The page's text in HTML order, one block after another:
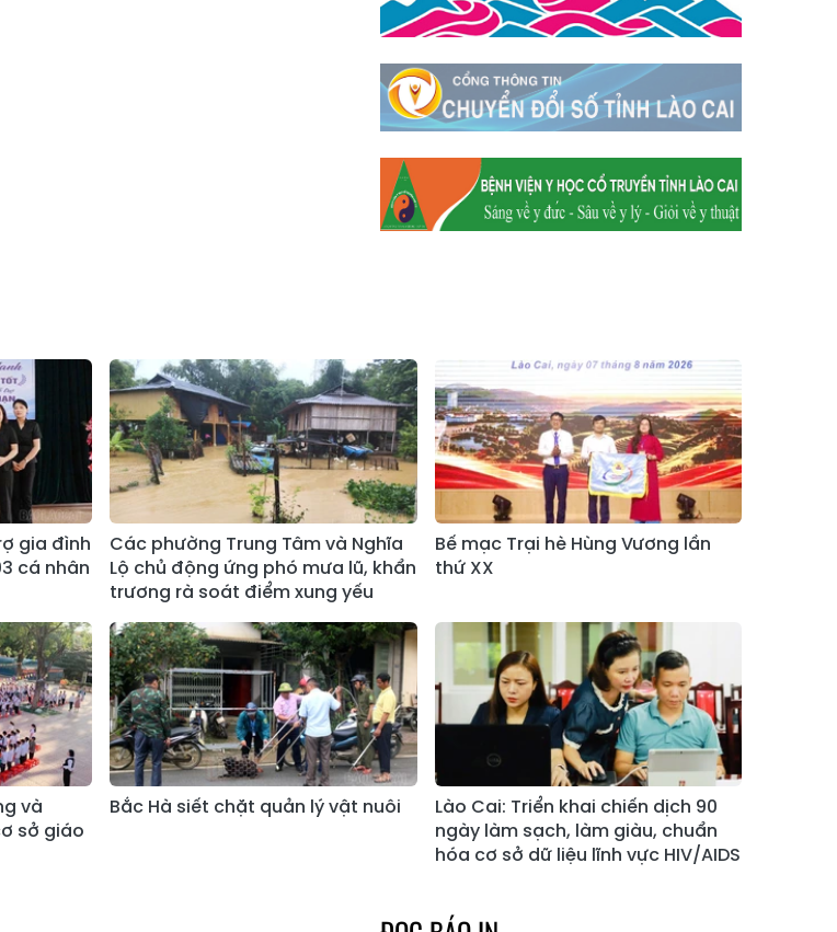
Xã Y Tý
Xã A Mú Sung
Xã Trịnh Tường
Xã Nậm Chày
Xã Bản Xèo
Xã Bát Xát
Xã Võ Lao
Xã Khánh Yên
Xã Văn Bàn
Xã Dương Quỳ
Xã Xuân Hòa
Xã Phúc Khánh
Xã Bảo Hà
Xã Mường Bo
Xã Bản Hồ
Xã Tả Van
Xã Tả Phìn
Xã Cốc Lầu
Xã Bảo Nhai
Xã Bản Liền
Xã Lùng Phình
Xã Pha Long
Xã Mường
Khương
Xã Bản Lầu
Xã Si Ma Cai
Xã Sín Chéng
Xã Nậm Xé
Xã Ngũ Chỉ
Sơn
Xã Chế Tạo
gia đình
cá nhân
Các phường Trung Tâm và Nghĩa
Lộ chủ động ứng phó mưa lũ, khẩn
trương rà soát điểm xung yếu
Bế mạc Trại hè Hùng Vương lần
thứ XX
và
sở giáo
Bắc Hà siết chặt quản lý vật nuôi
Lào Cai: Triển khai chiến dịch 90
ngày làm sạch, làm giàu, chuẩn
hóa cơ sở dữ liệu lĩnh vực HIV/AIDS